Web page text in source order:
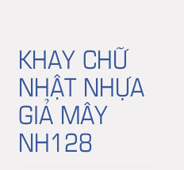
KHAY CHỮ
NHẬT NHỰA
GIẢ MÂY
NH128